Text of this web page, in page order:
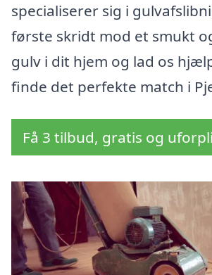
specialiserer sig i
første skridt mod et smukt
gulv i dit hjem og lad os
finde det perfekte match i
Få 3 tilbud, gratis og